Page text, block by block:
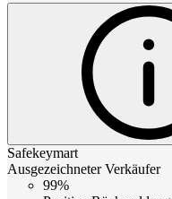
Safekeymart
Ausgezeichneter Verkäufer
99%